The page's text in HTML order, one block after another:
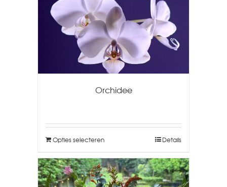
Orchidee
Opties selecteren Details